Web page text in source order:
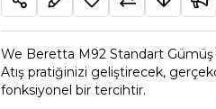
We Beretta M92 Standart
Atış pratiğinizi geliştirecek,
fonksiyonel bir tercihtir.